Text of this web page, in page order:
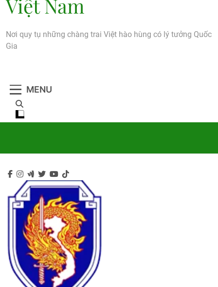
Việt Nam
Nơi quy tụ những chàng trai Việt hào hùng có lý tưởng Quốc
Gia
MENU